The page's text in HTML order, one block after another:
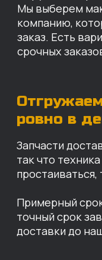
Москва
Казань
Екатеринбург
КАРТА
ОПЛАТА
Нашими клиентами
юридические, так и